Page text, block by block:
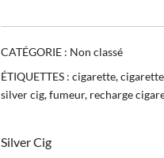
CATÉGORIE : Non classé
ÉTIQUETTES : cigarette,
silver cig,fumeur, recharge
Silver Cig